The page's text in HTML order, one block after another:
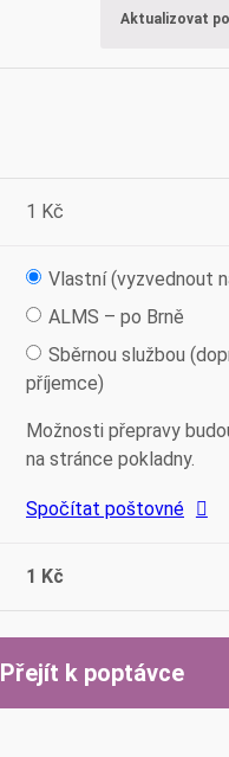
Aktualizovat
1 Kč
Vlastní (vyzvednout
ALMS – po Brně
Sběrnou službou
příjemce)
Možnosti přepravy
na stránce pokladny.
Spočítat poštovné
1 Kč
Přejít k poptávce